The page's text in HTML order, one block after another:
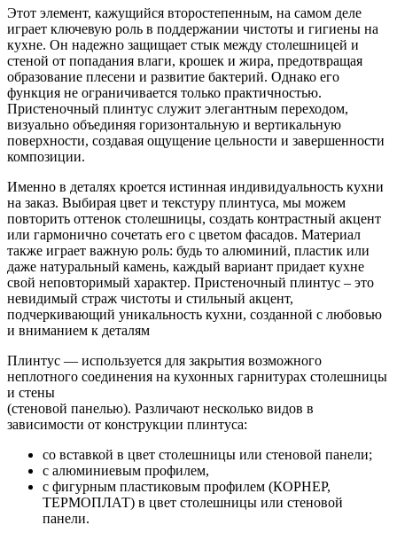
Этот элемент, кажущийся второстепенным, на самом деле
играет ключевую роль в поддержании чистоты и гигиены на
кухне. Он надежно защищает стык между столешницей и
стеной от попадания влаги, крошек и жира, предотвращая
образование плесени и развитие бактерий. Однако его
функция не ограничивается только практичностью.
Пристеночный плинтус служит элегантным переходом,
визуально объединяя горизонтальную и вертикальную
поверхности, создавая ощущение цельности и завершенности
композиции.
Именно в деталях кроется истинная индивидуальность кухни
на заказ. Выбирая цвет и текстуру плинтуса, мы можем
повторить оттенок столешницы, создать контрастный акцент
или гармонично сочетать его с цветом фасадов. Материал
также играет важную роль: будь то алюминий, пластик или
даже натуральный камень, каждый вариант придает кухне
свой неповторимый характер. Пристеночный плинтус – это
невидимый страж чистоты и стильный акцент,
подчеркивающий уникальность кухни, созданной с любовью
и вниманием к деталям
Плинтус — используется для закрытия возможного
неплотного соединения на кухонных гарнитурах столешницы
и стены
(стеновой панелью). Различают несколько видов в
зависимости от конструкции плинтуса:
со вставкой в цвет столешницы или стеновой панели;
с алюминиевым профилем,
с фигурным пластиковым профилем (КОРНЕР,
ТЕРМОПЛАТ) в цвет столешницы или стеновой
панели.